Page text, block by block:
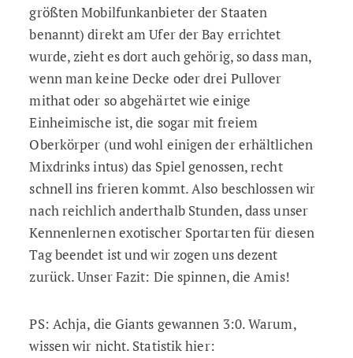
größten Mobilfunkanbieter der Staaten
benannt) direkt am Ufer der Bay errichtet
wurde, zieht es dort auch gehörig, so dass man,
wenn man keine Decke oder drei Pullover
mithat oder so abgehärtet wie einige
Einheimische ist, die sogar mit freiem
Oberkörper (und wohl einigen der erhältlichen
Mixdrinks intus) das Spiel genossen, recht
schnell ins frieren kommt. Also beschlossen wir
nach reichlich anderthalb Stunden, dass unser
Kennenlernen exotischer Sportarten für diesen
Tag beendet ist und wir zogen uns dezent
zurück. Unser Fazit: Die spinnen, die Amis!
PS: Achja, die Giants gewannen 3:0. Warum,
wissen wir nicht. Statistik hier: